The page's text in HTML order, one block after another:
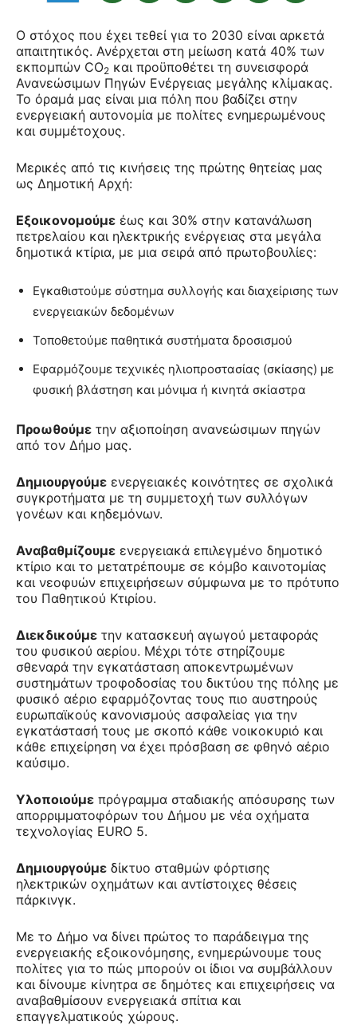
Ο στόχος που έχει τεθεί για το 2030 είναι αρκετά
απαιτητικός. Ανέρχεται στη μείωση κατά 40% των
εκπομπών CO2 και προϋποθέτει τη συνεισφορά
Ανανεώσιμων Πηγών Ενέργειας μεγάλης κλίμακας.
Το όραμά μας είναι μια πόλη που βαδίζει στην
ενεργειακή αυτονομία με πολίτες ενημερωμένους
και συμμέτοχους.
Μερικές από τις κινήσεις της πρώτης θητείας μας
ως Δημοτική Αρχή:
Εξοικονομούμε έως και 30% στην κατανάλωση
πετρελαίου και ηλεκτρικής ενέργειας στα μεγάλα
δημοτικά κτίρια, με μια σειρά από πρωτοβουλίες:
Εγκαθιστούμε σύστημα συλλογής και διαχείρισης των
ενεργειακών δεδομένων
Τοποθετούμε παθητικά συστήματα δροσισμού
Εφαρμόζουμε τεχνικές ηλιοπροστασίας (σκίασης) με
φυσική βλάστηση και μόνιμα ή κινητά σκίαστρα
Προωθούμε την αξιοποίηση ανανεώσιμων πηγών
από τον Δήμο μας.
Δημιουργούμε ενεργειακές κοινότητες σε σχολικά
συγκροτήματα με τη συμμετοχή των συλλόγων
γονέων και κηδεμόνων.
Αναβαθμίζουμε ενεργειακά επιλεγμένο δημοτικό
κτίριο και το μετατρέπουμε σε κόμβο καινοτομίας
και νεοφυών επιχειρήσεων σύμφωνα με το πρότυπο
του Παθητικού Κτιρίου.
Διεκδικούμε την κατασκευή αγωγού μεταφοράς
του φυσικού αερίου. Μέχρι τότε στηρίζουμε
σθεναρά την εγκατάσταση αποκεντρωμένων
συστημάτων τροφοδοσίας του δικτύου της πόλης με
φυσικό αέριο εφαρμόζοντας τους πιο αυστηρούς
ευρωπαϊκούς κανονισμούς ασφαλείας για την
εγκατάστασή τους με σκοπό κάθε νοικοκυριό και
κάθε επιχείρηση να έχει πρόσβαση σε φθηνό αέριο
καύσιμο.
Υλοποιούμε πρόγραμμα σταδιακής απόσυρσης των
απορριμματοφόρων του Δήμου με νέα οχήματα
τεχνολογίας EURO 5.
Δημιουργούμε δίκτυο σταθμών φόρτισης
ηλεκτρικών οχημάτων και αντίστοιχες θέσεις
πάρκινγκ.
Με το Δήμο να δίνει πρώτος το παράδειγμα της
ενεργειακής εξοικονόμησης, ενημερώνουμε τους
πολίτες για το πώς μπορούν οι ίδιοι να συμβάλλουν
και δίνουμε κίνητρα σε δημότες και επιχειρήσεις να
αναβαθμίσουν ενεργειακά σπίτια και
επαγγελματικούς χώρους.